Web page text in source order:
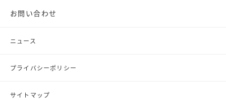
お問い合わせ
ニュース
プライバシーポリシー
サイトマップ